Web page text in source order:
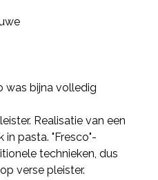
was bijna volledig
Realisatie van een
in pasta. "Fresco"-
technieken, dus
verse pleister.